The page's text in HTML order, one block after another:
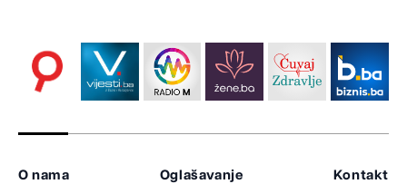
O nama Oglašavanje Kontakt